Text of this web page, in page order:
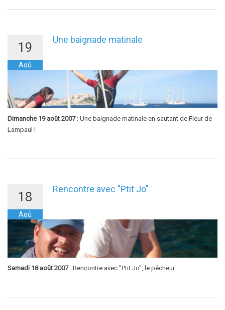
19
Aoû
Une baignade matinale
Dimanche 19 août 2007: Une baignade matinale en sautant de Fleur de
Lampaul !
18
Aoû
Rencontre avec "Ptit Jo"
Samedi 18 août 2007: Rencontre avec "Ptit Jo", le pêcheur.